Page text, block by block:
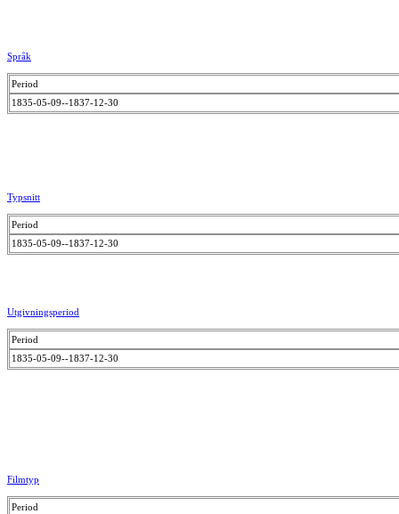
Språk
Period
1835-05-09--1837-12-30
Typsnitt
Period
1835-05-09--1837-12-30
Utgivningsperiod
Period
1835-05-09--1837-12-30
Filmtyp
Period